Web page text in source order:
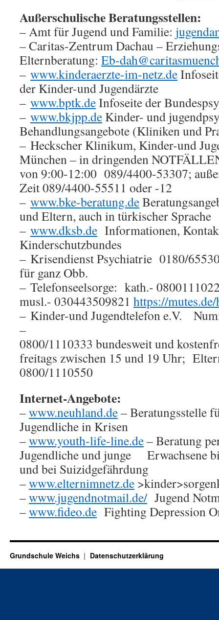
Außerschulische Beratungsstellen:
– Amt für Jugend und Familie:
– Caritas-Zentrum Dachau –
Elternberatung: Eb-
– www.kinderaerzte-im-netz.de
der Kinder-und Jugendärzte
– www.bptk.deInfoseite der
– www.bkjpp.de Kinder- und
Behandlungsangebote (Kliniken und
– Heckscher Klinikum, Kinder-und
München – in dringenden
von 9:00-12:00 089/4400-53307;
Zeit 089/4400-55511 oder -12
– www.bke-beratung.de
und Eltern, auch in türkischer Sprache
– www.dksb.de Informationen,
Kinderschutzbundes
– Krisendienst Psychiatrie 0180/
für ganz Obb.
– Telefonseelsorge: kath.-
musl.- 030443509821 https://
– Kinder-und Jugendtelefon e.V.
–
0800/1110333 bundesweit und
freitags zwischen 15 und 19 Uhr;
0800/1110550
Internet-Angebote:
–www.neuhland.de– Beratungsstelle
Jugendliche in Krisen
–www.youth-life-line.de– Beratung
Jugendliche und junge Erwachsene
und bei Suizidgefährdung
–www.elternimnetz.de
–www.jugendnotmail.de/Jugend
–www.fideo.de Fighting Depression
Grundschule Weichs Datenschutzerklärung